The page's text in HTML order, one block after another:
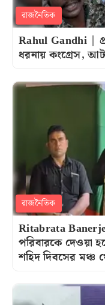
রাজনৈতিক
Rahul Gandhi |
ধরনায় কংগ্রেস,
রাজনৈতিক
Ritabrata
পরিবারকে দেওয়া
শহিদ দিবসের মঞ্চ